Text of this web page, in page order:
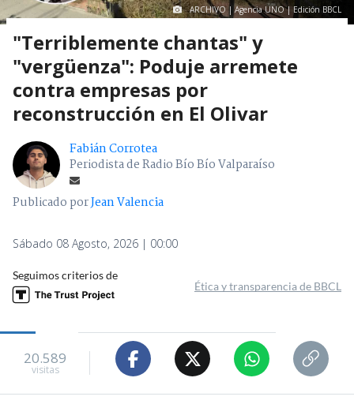
ARCHIVO | Agencia UNO | Edición BBCL
"Terriblemente chantas" y
"vergüenza": Poduje arremete
contra empresas por
reconstrucción en El Olivar
Fabián Corrotea
Periodista de Radio Bío Bío Valparaíso
Publicado porJean Valencia
Sábado 08 Agosto, 2026 | 00:00
Seguimos criterios de
Ética y transparencia de BBCL
20.589
visitas